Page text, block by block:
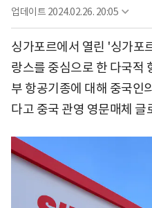
업데이트 2024.02.26. 20:05
싱가포르에서 열린 '싱가포
랑스를 중심으로 한 다국적
부 항공기종에 대해 중국인
다고 중국 관영 영문매체